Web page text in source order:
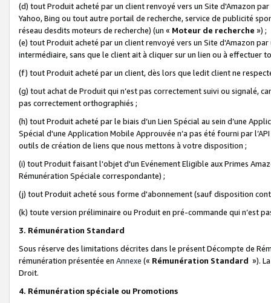
(d) tout Produit acheté par un client renvoyé vers un Site d'Amazon
Yahoo, Bing ou tout autre portail de recherche, service de publicité
réseau desdits moteurs de recherche) (un « Moteur de recherche ») ;
(e) tout Produit acheté par un client renvoyé vers un Site d'Amazon
intermédiaire, sans que le client ait à cliquer sur un lien ou à
(f) tout Produit acheté par un client, dès lors que ledit client ne
(g) tout achat de Produit qui n’est pas correctement suivi ou signalé,
pas correctement orthographiés ;
(h) tout Produit acheté par le biais d’un Lien Spécial au sein d’une
Spécial d'une Application Mobile Approuvée n’a pas été fourni par
outils de création de liens que nous mettons à votre disposition ;
(i) tout Produit faisant l'objet d'un Evénement Eligible aux Primes
Rémunération Spéciale correspondante) ;
(j) tout Produit acheté sous forme d'abonnement (sauf disposition
(k) toute version préliminaire ou Produit en pré-commande qui n’est
3. Rémunération Standard
Sous réserve des limitations décrites dans le présent Décompte de
rémunération présentée en Annexe (« Rémunération Standard »).
Droit.
4. Rémunération spéciale ou Promotions